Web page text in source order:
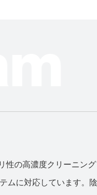
性の高濃度クリーニン
ムに対応しています。